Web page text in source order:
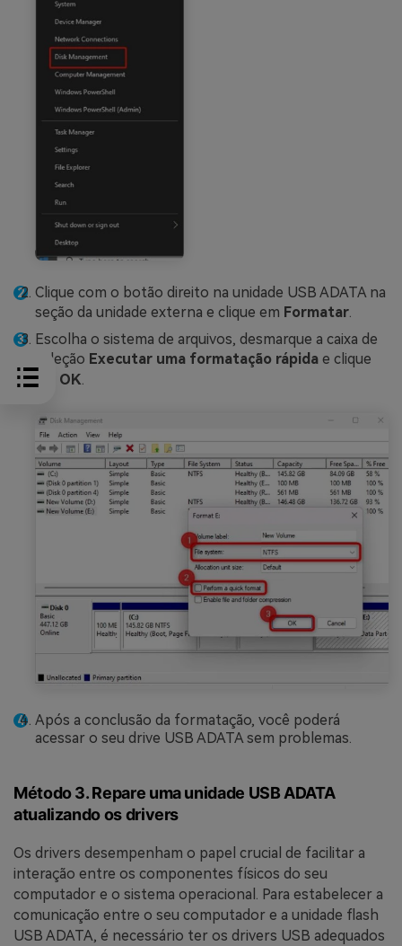
Clique com o botão direito na unidade USB ADATA na
seção da unidade externa e clique em Formatar
Escolha o sistema de arquivos, desmarque a caixa de
seleção Executar uma formatação rápida e clique
em OK.
Após a conclusão da formatação, você poderá
acessar o seu drive USB ADATA sem problemas.
Método 3. Repare uma unidade USB ADATA
atualizando os drivers
Os drivers desempenham o papel crucial de facilitar a
interação entre os componentes físicos do seu
computador e o sistema operacional. Para estabelecer a
comunicação entre o seu computador e a unidade flash
USB ADATA, é necessário ter os drivers USB adequados